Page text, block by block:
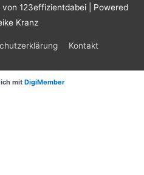
von 123effizientdabei | Powered
Kranz
Kontakt
mit DigiMember